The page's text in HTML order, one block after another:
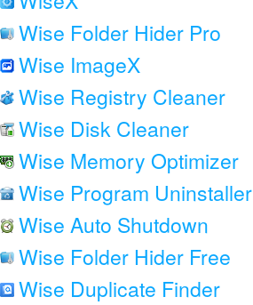
Wise Folder Hider Pro
Wise ImageX
Wise Registry Cleaner
Wise Disk Cleaner
Wise Memory Optimizer
Wise Program Uninstaller
Wise Auto Shutdown
Wise Folder Hider Free
Wise Duplicate Finder